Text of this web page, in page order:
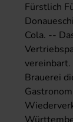
Fürstlich
Cola. --
Brauerei